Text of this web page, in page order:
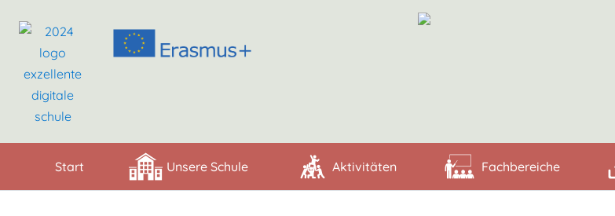
Start Unsere Schule Aktivitäten Fachbereiche